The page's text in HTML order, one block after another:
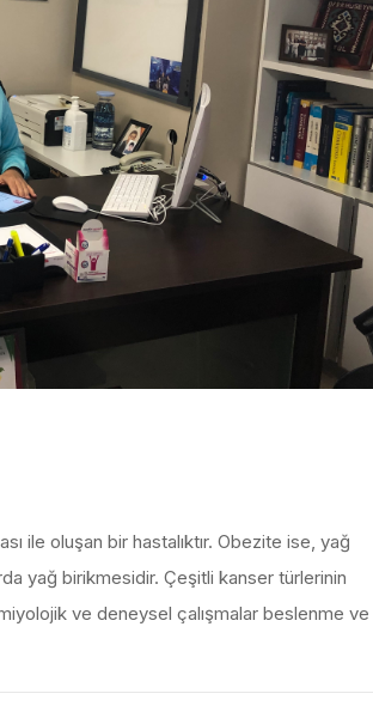
ile oluşan bir hastalıktır. Obezite ise, yağ
yağ birikmesidir. Çeşitli kanser türlerinin
ve deneysel çalışmalar beslenme ve